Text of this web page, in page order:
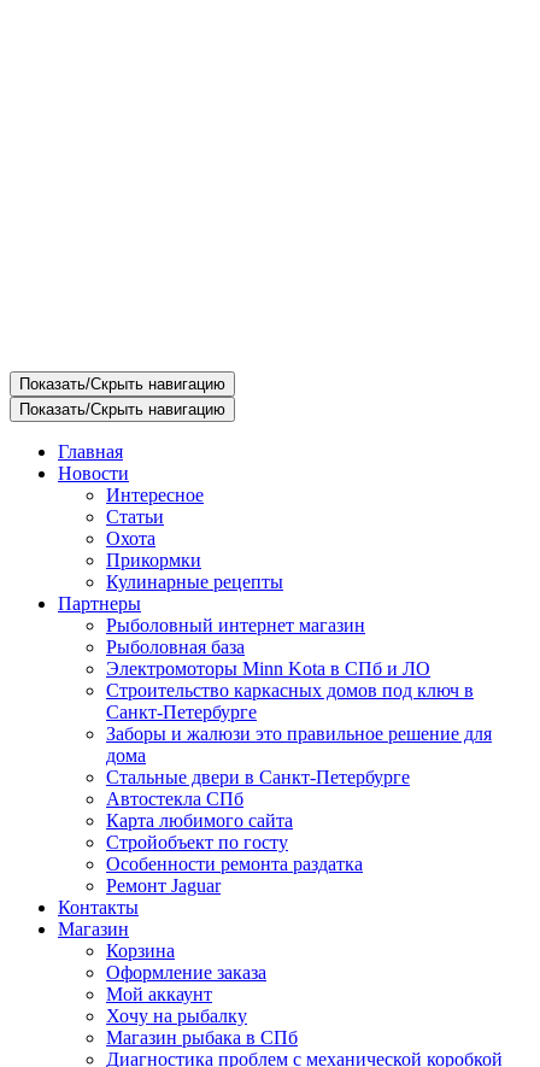
Показать/Скрыть навигацию
Показать/Скрыть навигацию
Главная
Новости
Интересное
Статьи
Охота
Прикормки
Кулинарные рецепты
Партнеры
Рыболовный интернет магазин
Рыболовная база
Электромоторы Minn Kota в СПб и ЛО
Строительство каркасных домов под ключ в
Санкт-Петербурге
Заборы и жалюзи это правильное решение для
дома
Стальные двери в Санкт-Петербурге
Автостекла СПб
Карта любимого сайта
Стройобъект по госту
Особенности ремонта раздатка
Ремонт Jaguar
Контакты
Магазин
Корзина
Оформление заказа
Мой аккаунт
Хочу на рыбалку
Магазин рыбака в СПб
Диагностика проблем с механической коробкой